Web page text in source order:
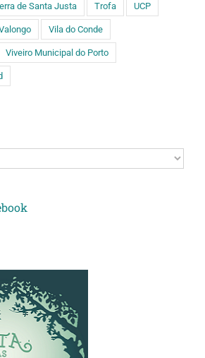
de Santa Justa Trofa UCP
Vila do Conde
Viveiro Municipal do Porto